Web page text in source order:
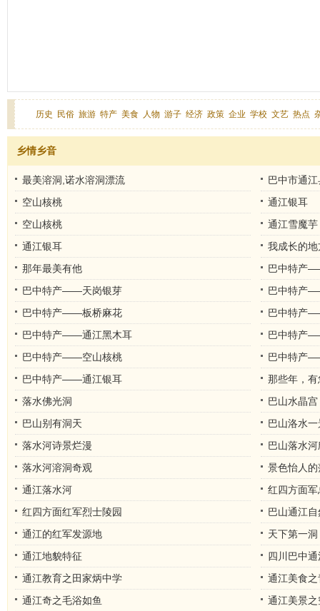
历史 民俗 旅游 特产 美食 人物 游子 经济 政策 企业 学校 文艺 热点
乡情乡音
最美溶洞,诺水溶洞漂流
巴中市通
空山核桃
通江银耳
空山核桃
通江雪魔芋
通江银耳
我成长的地
那年最美有他
巴中特产
巴中特产——天岗银芽
巴中特产
巴中特产——板桥麻花
巴中特产
巴中特产——通江黑木耳
巴中特产
巴中特产——空山核桃
巴中特产
巴中特产——通江银耳
那些年，
落水佛光洞
巴山水晶宫
巴山别有洞天
巴山洛水
落水河诗景烂漫
巴山落水
落水河溶洞奇观
景色怡人
通江落水河
红四方面
红四方面红军烈士陵园
巴山通江
通江的红军发源地
天下第一洞
通江地貌特征
四川巴中通
通江教育之田家炳中学
通江美食
通江奇之毛浴如鱼
通江美景